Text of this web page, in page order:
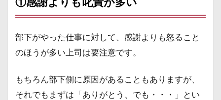
部下がやった仕事に対して、感謝よりも怒ること
のほうが多い上司は要注意です。
もちろん部下側に原因があることもありますが、
それでもまずは「ありがとう、でも・・・」とい